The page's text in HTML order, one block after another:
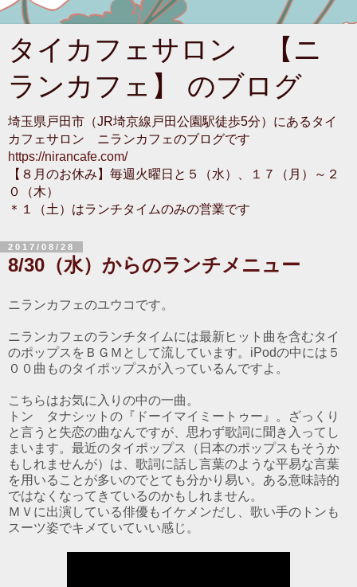
タイカフェサロン 【ニ
ランカフェ】 のブログ
埼玉県戸田市（JR埼京線戸田公園駅徒歩5分）にあるタイ
カフェサロン ニランカフェのブログです
https://nirancafe.com/
【８月のお休み】毎週火曜日と５（水）、１７（月）～２
０（木）
＊１（土）はランチタイムのみの営業です
2017/08/28
8/30（水）からのランチメニュー
ニランカフェのユウコです。
ニランカフェのランチタイムには最新ヒット曲を含むタイ
のポップスをＢＧＭとして流しています。iPodの中には５
００曲ものタイポップスが入っているんですよ。
こちらはお気に入りの中の一曲。
トン タナシットの『ドーイマイミートゥー』。ざっくり
と言うと失恋の曲なんですが、思わず歌詞に聞き入ってし
まいます。最近のタイポップス（日本のポップスもそうか
もしれませんが）は、歌詞に話し言葉のような平易な言葉
を用いることが多いのでとても分かり易い。ある意味詩的
ではなくなってきているのかもしれません。
ＭＶに出演している俳優もイケメンだし、歌い手のトンも
スーツ姿でキメていていい感じ。